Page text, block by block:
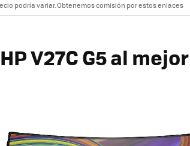
podría variar. Obtenemos comisión por estos enlaces
V27C G5 al